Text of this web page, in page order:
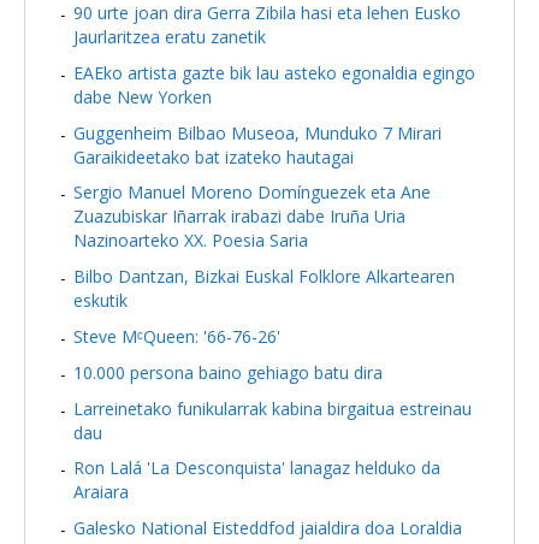
90 urte joan dira Gerra Zibila hasi eta lehen Eusko
Jaurlaritzea eratu zanetik
EAEko artista gazte bik lau asteko egonaldia egingo
dabe New Yorken
Guggenheim Bilbao Museoa, Munduko 7 Mirari
Garaikideetako bat izateko hautagai
Sergio Manuel Moreno Domínguezek eta Ane
Zuazubiskar Iñarrak irabazi dabe Iruña Uria
Nazinoarteko XX. Poesia Saria
Bilbo Dantzan, Bizkai Euskal Folklore Alkartearen
eskutik
Steve MᶜQueen: '66-76-26'
10.000 persona baino gehiago batu dira
Larreinetako funikularrak kabina birgaitua estreinau
dau
Ron Lalá 'La Desconquista' lanagaz helduko da
Araiara
Galesko National Eisteddfod jaialdira doa Loraldia